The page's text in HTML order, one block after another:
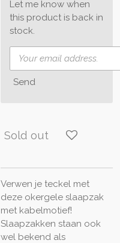
Let me know when
this product is back in
stock.
Send
Sold out
Verwen je teckel met
deze okergele slaapzak
met kabelmotief!
Slaapzakken staan ook
wel bekend als